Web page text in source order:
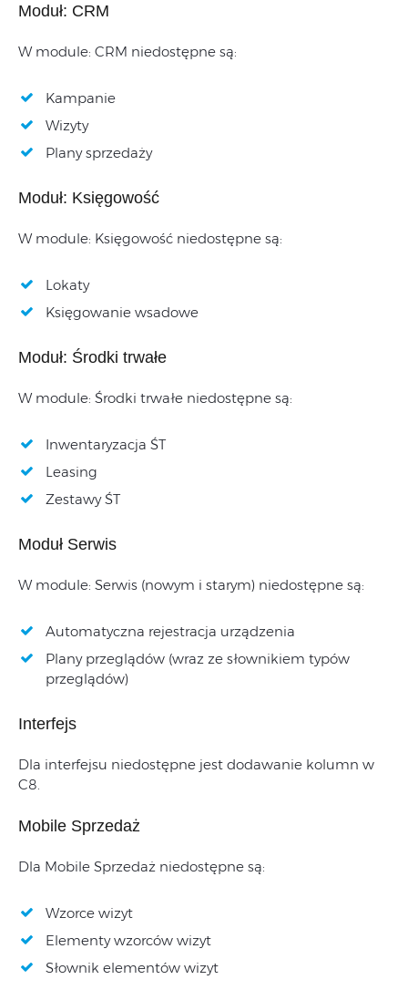
Moduł: CRM
W module: CRM niedostępne są:
Kampanie
Wizyty
Plany sprzedaży
Moduł: Księgowość
W module: Księgowość niedostępne są:
Lokaty
Księgowanie wsadowe
Moduł: Środki trwałe
W module: Środki trwałe niedostępne są:
Inwentaryzacja ŚT
Leasing
Zestawy ŚT
Moduł Serwis
W module: Serwis (nowym i starym) niedostępne są:
Automatyczna rejestracja urządzenia
Plany przeglądów (wraz ze słownikiem typów
przeglądów)
Interfejs
Dla interfejsu niedostępne jest dodawanie kolumn w
C8.
Mobile Sprzedaż
Dla Mobile Sprzedaż niedostępne są:
Wzorce wizyt
Elementy wzorców wizyt
Słownik elementów wizyt